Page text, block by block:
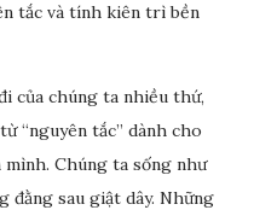
tắc và tính kiên trì bền
của chúng ta nhiều thứ,
“nguyên tắc” dành cho
Chúng ta sống như
đằng sau giật dây. Những